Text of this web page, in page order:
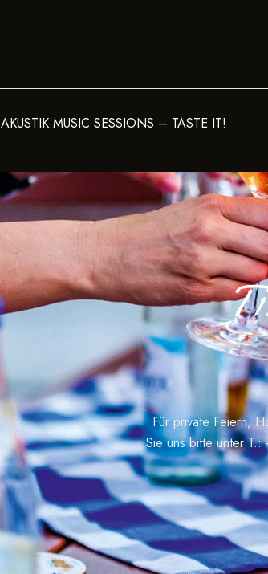
AKUSTIK MUSIC SESSIONS – TASTE IT!
Für private Feiern,
Sie uns bitte unter T.: